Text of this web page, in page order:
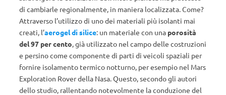
di cambiarle regionalmente, in maniera localizzata. Come?
Attraverso l’utilizzo di uno dei materiali più isolanti mai
creati, l’aerogel di silice: un materiale con una porosità
del 97 per cento, già utilizzato nel campo delle costruzioni
e persino come componente di parti di veicoli spaziali per
fornire isolamento termico notturno, per esempio nel Mars
Exploration Rover della Nasa. Questo, secondo gli autori
dello studio, rallentando notevolmente la conduzione del